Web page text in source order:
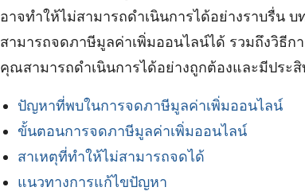
อาจทำให้ไม่สามารถดำเนินการได้อย่างราบรื่น
สามารถจดภาษีมูลค่าเพิ่มออนไลน์ได้ รวมถึงวิธี
คุณสามารถดำเนินการได้อย่างถูกต้องและมีประ
ปัญหาที่พบในการจดภาษีมูลค่าเพิ่มออนไลน์
ขั้นตอนการจดภาษีมูลค่าเพิ่มออนไลน์
สาเหตุที่ทำให้ไม่สามารถจดได้
แนวทางการแก้ไขปัญหา